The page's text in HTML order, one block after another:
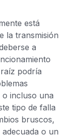
está
la transmisión
a
podría
incluso una
tipo de falla
bruscos,
o un